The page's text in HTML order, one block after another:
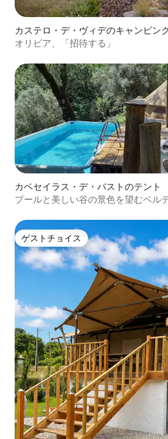
カステロ・デ・ヴィデのキャンピン
オリビア、「招待する」
カベセイラス・デ・バストのテント
プールと美しい谷の景色を望むベル
ゲストチョイス
ゲストチョイス